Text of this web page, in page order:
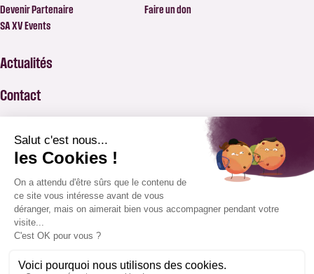
Devenir Partenaire
SA XV Events
Faire un don
Actualités
Contact
BILLETTERIE
APPLICATION SAXV
BOUTIQUE
ABONNEMENTS